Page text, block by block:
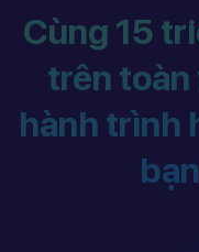
Cùng 15
trên
hành trình